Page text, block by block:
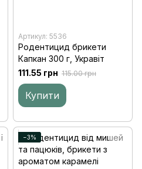
Артикул: 5536
Родентицид брикети
Капкан 300 г, Укравіт
111.55 грн 115.00 грн
Купити
−3%